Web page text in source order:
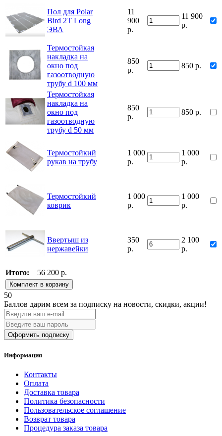
Пол для Polar
Bird 2T Long
ЭВА
11
900
р.
11 900
р.
Термостойкая
накладка на
окно под
газоотводную
трубу d 100 мм
850
р.
850 р.
Термостойкая
накладка на
окно под
газоотводную
трубу d 50 мм
850
р.
850 р.
Термостойкий
рукав на трубу
1 000
р.
1 000
р.
Термостойкий
коврик
1 000
р.
1 000
р.
Ввертыш из
нержавейки
350
р.
2 100
р.
Итого: 56 200 р.
Комплект в корзину
50
Баллов дарим всем за подписку на новости, скидки, акции!
Оформить подписку
Информация
Контакты
Оплата
Доставка товара
Политика безопасности
Пользовательское соглашение
Возврат товара
Процедура заказа товара